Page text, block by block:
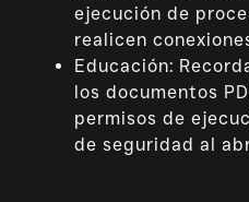
ejecución de
realicen
Educación:
los documentos
permisos de
de seguridad al